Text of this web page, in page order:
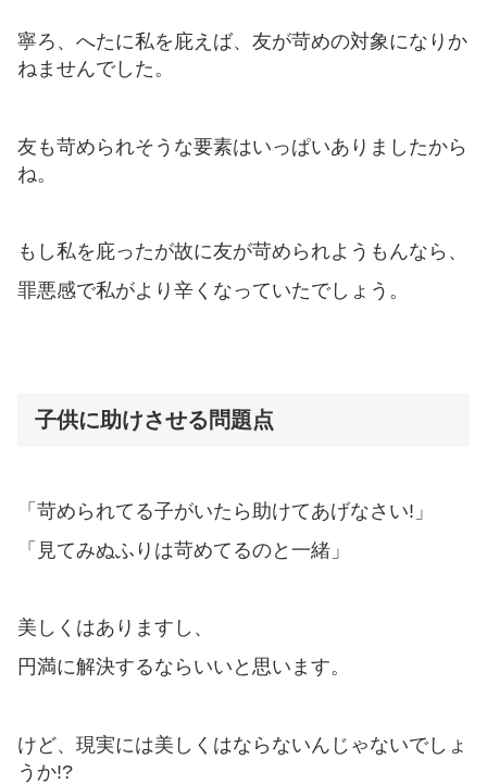
寧ろ、へたに私を庇えば、友が苛めの対象になりか
ねませんでした。
友も苛められそうな要素はいっぱいありましたから
ね。
もし私を庇ったが故に友が苛められようもんなら、
罪悪感で私がより辛くなっていたでしょう。
子供に助けさせる問題点
「苛められてる子がいたら助けてあげなさい!」
「見てみぬふりは苛めてるのと一緒」
美しくはありますし、
円満に解決するならいいと思います。
けど、現実には美しくはならないんじゃないでしょ
うか!?